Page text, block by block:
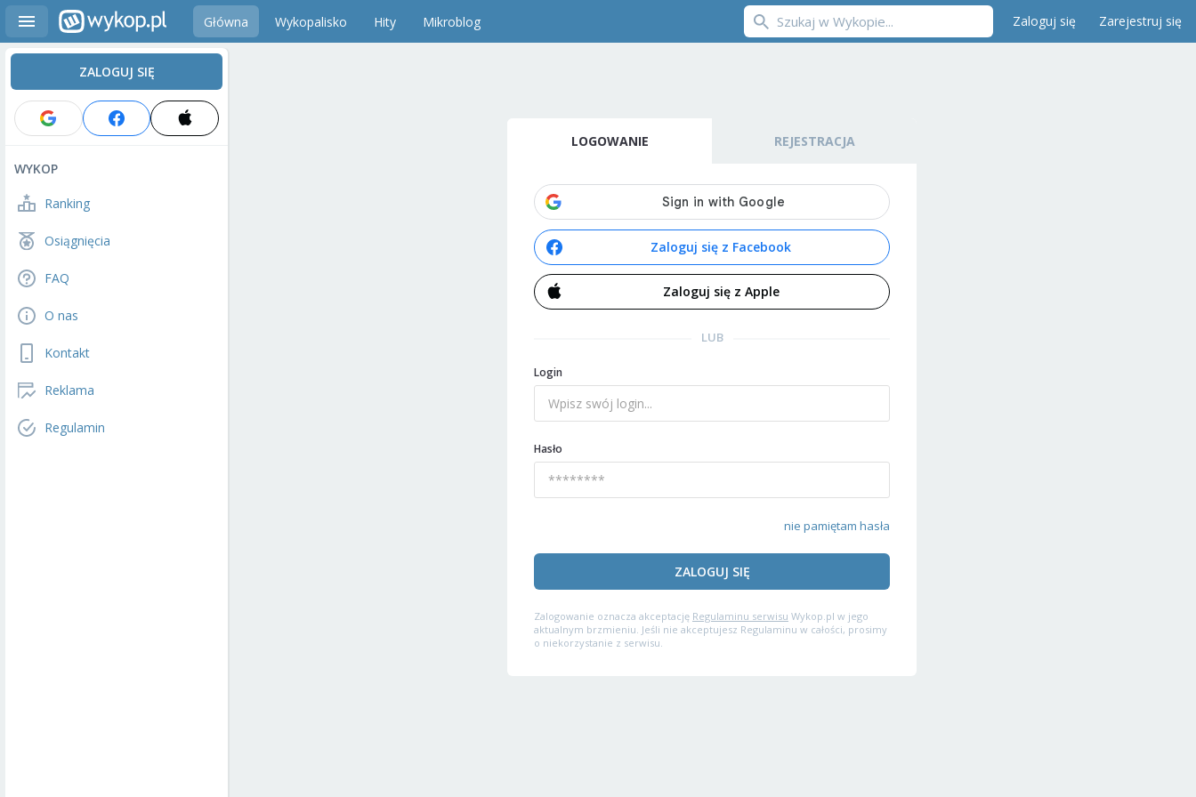
Główna Wykopalisko Hity Mikroblog Zaloguj się Zarejestruj się
ZALOGUJ SIĘ
WYKOP
Ranking
Osiągnięcia
FAQ
O nas
Kontakt
Reklama
Regulamin
LOGOWANIE REJESTRACJA
Zaloguj się z Facebook
Zaloguj się z Apple
LUB
Login
Hasło
nie pamiętam hasła
ZALOGUJ SIĘ
Zalogowanie oznacza akceptację Regulaminu serwisu Wykop.pl w jego
aktualnym brzmieniu. Jeśli nie akceptujesz Regulaminu w całości, prosimy
o niekorzystanie z serwisu.